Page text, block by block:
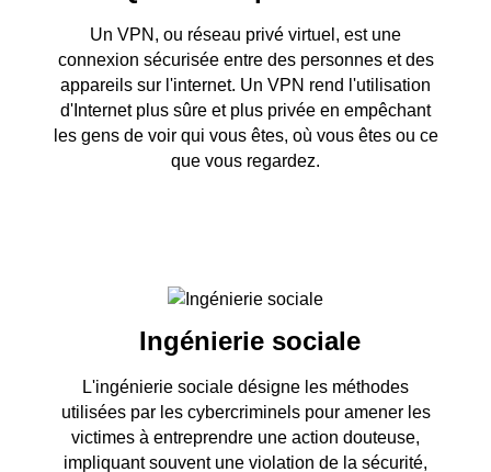
Un VPN, ou réseau privé virtuel, est une
connexion sécurisée entre des personnes et des
appareils sur l'internet. Un VPN rend l'utilisation
d'Internet plus sûre et plus privée en empêchant
les gens de voir qui vous êtes, où vous êtes ou ce
que vous regardez.
Ingénierie sociale
L'ingénierie sociale désigne les méthodes
utilisées par les cybercriminels pour amener les
victimes à entreprendre une action douteuse,
impliquant souvent une violation de la sécurité,